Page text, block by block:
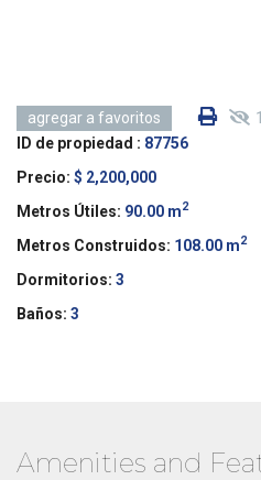
agregar a favoritos
ID de propiedad : 87756
Precio: $ 2,200,000
Metros Útiles: 90.00 m2
Metros Construidos: 108.00 m2
Dormitorios: 3
Baños: 3
Amenities and